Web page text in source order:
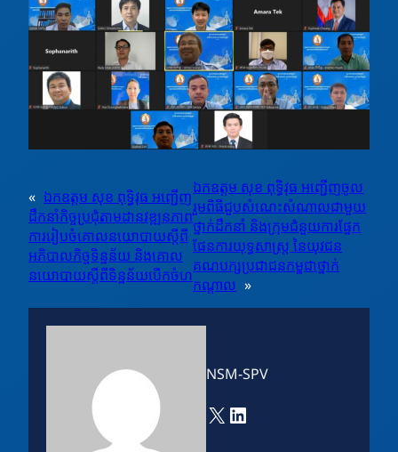
« ឯកឧត្តម សុខ ពុទ្ធិវុធ អញ្ជេីញ
ដឹកនាំកិច្ចប្រជុំតាមដានវឌ្ឍនភាព
ការរៀបចំគោលនយោបាយស្តីពី
អភិបាលកិច្ចទិន្នន័យ និងគោល
នយោបាយស្តីពីទិន្នន័យបើកចំហ
ឯកឧត្តម សុខ ពុទ្ធិវុធ អញ្ជើញចូល
រួមពិធីជួបសំណេះសំណាលជាមួយ
ថ្នាក់ដឹកនាំ និងក្រុមជំនួយការផ្នែក
ផែនការយុទ្ធសាស្រ្ត នៃយុវជន
គណបក្សប្រជាជនកម្ពុជាថ្នាក់
កណ្ដាល »
NSM-SPV
X LinkedIn